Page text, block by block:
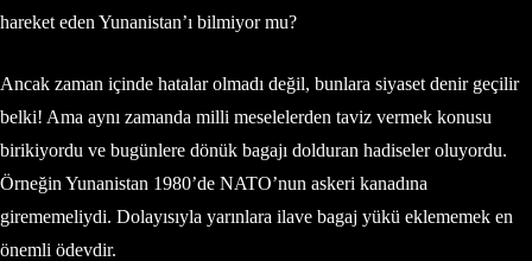
hareket eden Yunanistan’ı bilmiyor mu?
Ancak zaman içinde hatalar olmadı değil, bunlara siyaset denir geçilir
belki! Ama aynı zamanda milli meselelerden taviz vermek konusu
birikiyordu ve bugünlere dönük bagajı dolduran hadiseler oluyordu.
Örneğin Yunanistan 1980’de NATO’nun askeri kanadına
girememeliydi. Dolayısıyla yarınlara ilave bagaj yükü eklememek en
önemli ödevdir.